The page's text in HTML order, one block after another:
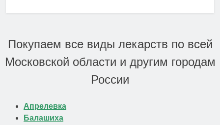
Покупаем все виды лекарств по всей
Московской области и другим городам
России
Апрелевка
Балашиха